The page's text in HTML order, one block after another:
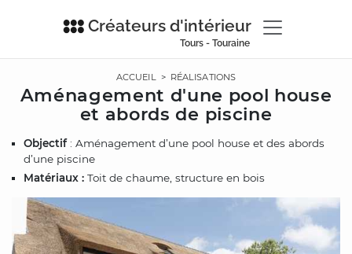
Créateurs d'intérieur
Tours - Touraine
ACCUEIL> RÉALISATIONS
Aménagement d'une pool house
et abords de piscine
Objectif: Aménagement d’une pool house et des abords
d’une piscine
Matériaux : Toit de chaume, structure en bois